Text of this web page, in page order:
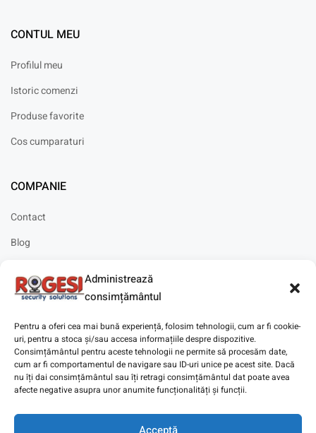
Administrează
consimțământul
Pentru a oferi cea mai bună experiență, folosim tehnologii, cum ar fi cookie-
uri, pentru a stoca și/sau accesa informațiile despre dispozitive.
Consimțământul pentru aceste tehnologii ne permite să procesăm date,
cum ar fi comportamentul de navigare sau ID-uri unice pe acest site. Dacă
nu îți dai consimțământul sau îți retragi consimțământul dat poate avea
afecte negative asupra unor anumite funcționalități și funcții.
Acceptă
CONTUL MEU
Profilul meu
Istoric comenzi
Produse favorite
Cos cumparaturi
COMPANIE
Contact
Blog
Solicitare instalare
Copyright © 2025Digitaz.